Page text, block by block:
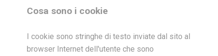
Cosa sono i cookie
I cookie sono stringhe di testo inviate dal sito al
browser Internet dell'utente che sono